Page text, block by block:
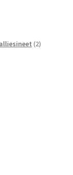
(2)